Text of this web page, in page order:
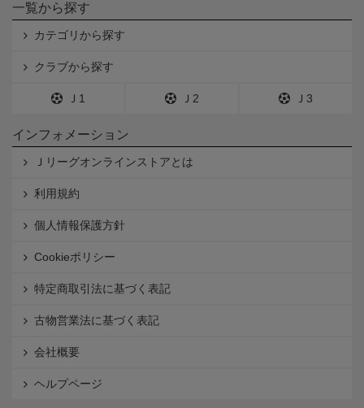
一覧から探す
カテゴリから探す
クラブから探す
Ｊ1 Ｊ2 Ｊ3
インフォメーション
Ｊリーグオンラインストアとは
利用規約
個人情報保護方針
Cookieポリシー
特定商取引法に基づく表記
古物営業法に基づく表記
会社概要
ヘルプページ